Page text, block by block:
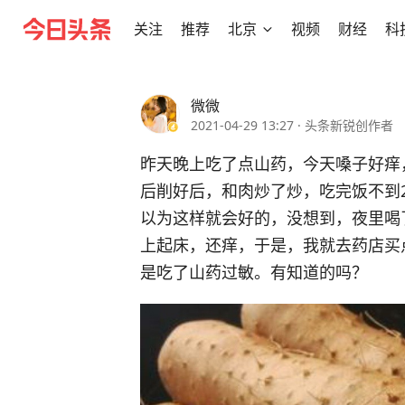
关注 推荐 北京 视频 财经 科
微微
2021-04-29 13:27 · 头条新锐创作者
昨天晚上吃了点山药，今天嗓子好
后削好后，和肉炒了炒，吃完饭不
以为这样就会好的，没想到，夜里
上起床，还痒，于是，我就去药店
是吃了山药过敏。有知道的吗？